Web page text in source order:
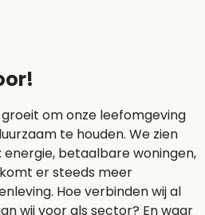
om onze leefomgeving
te houden. We zien
betaalbare woningen,
er steeds meer
Hoe verbinden wij al
wij voor als sector? En waar